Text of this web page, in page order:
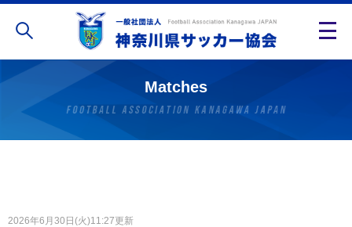
Matches
2026年6月30日(火)11:27更新